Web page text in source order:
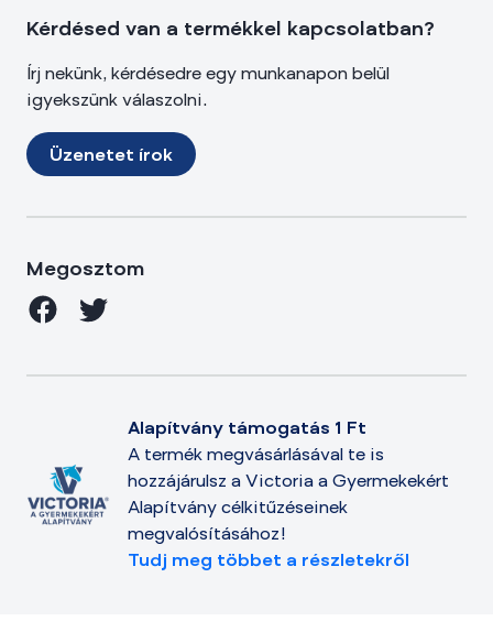
Kérdésed van a termékkel kapcsolatban?
Írj nekünk, kérdésedre egy munkanapon belül
igyekszünk válaszolni.
Üzenetet írok
Megosztom
Alapítvány támogatás 1 Ft
A termék megvásárlásával te is
hozzájárulsz a Victoria a Gyermekekért
Alapítvány célkitűzéseinek
megvalósításához!
Tudj meg többet a részletekről